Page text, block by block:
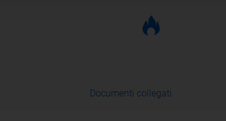
Documenti collegati